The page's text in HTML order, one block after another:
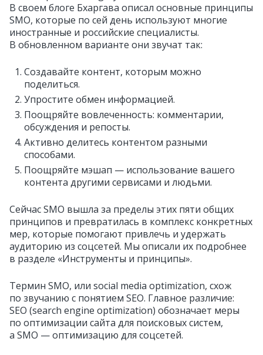
В своем блоге Бхаргава описал основные принципы
SMO, которые по сей день используют многие
иностранные и российские специалисты.
В обновленном варианте они звучат так:
Создавайте контент, которым можно
поделиться.
Упростите обмен информацией.
Поощряйте вовлеченность: комментарии,
обсуждения и репосты.
Активно делитесь контентом разными
способами.
Поощряйте мэшап — использование вашего
контента другими сервисами и людьми.
Сейчас SMO вышла за пределы этих пяти общих
принципов и превратилась в комплекс конкретных
мер, которые помогают привлечь и удержать
аудиторию из соцсетей. Мы описали их подробнее
в разделе «Инструменты и принципы».
Термин SMO, или social media optimization, схож
по звучанию с понятием SEO. Главное различие:
SEO (search engine optimization) обозначает меры
по оптимизации сайта для поисковых систем,
а SMO — оптимизацию для соцсетей.